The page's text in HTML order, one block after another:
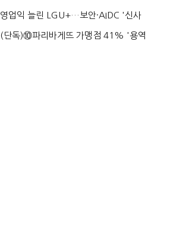
로이터에 성명...
영업익 늘린 LGU+…보안·AIDC '신사
업 드라이브'...
(단독)⑩파리바게뜨 가맹점 41% '용역